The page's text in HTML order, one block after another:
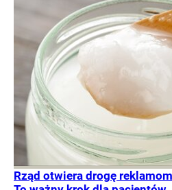
Rząd otwiera drogę